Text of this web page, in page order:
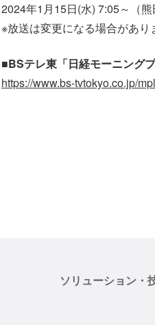
2024年1月15日(水) 7:05～（熊
※放送は変更になる場合があり
■BSテレ東「日経モーニング
https://www.bs-tvtokyo.co.jp/
ソリューション・